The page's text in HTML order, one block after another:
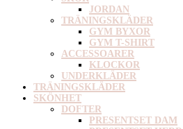
JORDAN
TRÄNINGSKLÄDER
GYM BYXOR
GYM T-SHIRT
ACCESSOARER
KLOCKOR
UNDERKLÄDER
TRÄNINGSKLÄDER
SKÖNHET
DOFTER
PRESENTSET DAM